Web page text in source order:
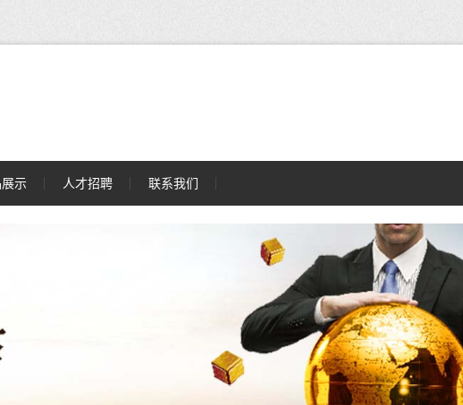
示 人才招聘 联系我们